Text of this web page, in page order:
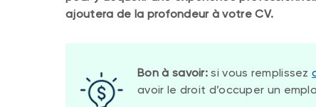
ajoutera de la profondeur à votre CV.
Bon à savoir: si vous remplissez
avoir le droit d’occuper un